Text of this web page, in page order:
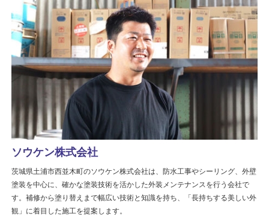
ソウケン株式会社
茨城県土浦市西並木町のソウケン株式会社は、防水工事やシーリング、外壁
塗装を中心に、確かな塗装技術を活かした外装メンテナンスを行う会社で
す。補修から塗り替えまで幅広い技術と知識を持ち、「長持ちする美しい外
観」に着目した施工を提案します。